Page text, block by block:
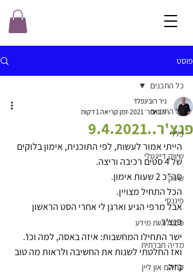
פוסט
כל התכנים
כללי
שיווק דייגטלי
שיווק
פיננסי
טכנולוגיות מידע
מדיה חברתית
קהילת און ליין
כל התכנים
פנצ'ר..9.4.2021
ניר רובינפלד
9 באפר׳ 2021
זמן קריאה 1 דקות
הייתי אמור לעשות, לפי התוכנית, אימון בלוקים
של 4 סטים רכיבה וריצה.
סה”כ 2 שעות אימון.
הכל התחיל מצויין.
אבל מרפי הגיע וארגן לי אחרי הסט הראשון
פנצ’ר.
ישר התחילו המחשבות: איזה באסה, למה וכו’.
ואז החלטתי לשנות את החשיבה ולראות מה טוב
בזה.